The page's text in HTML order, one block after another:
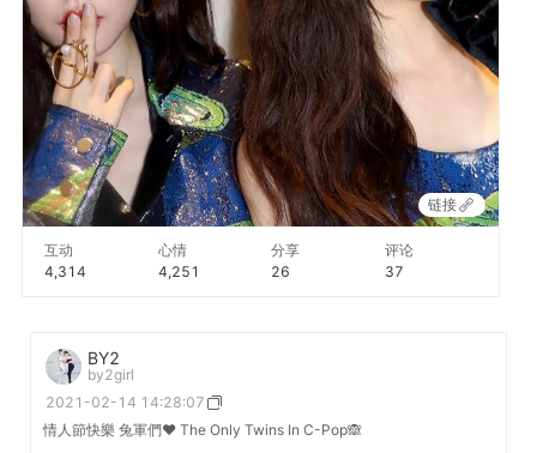
链接
互动
4,314
心情
4,251
分享
26
评论
37
BY2
by2girl
2021-02-14 14:28:07
情人節快樂 兔軍們♥️ The Only Twins In C-Pop🙈